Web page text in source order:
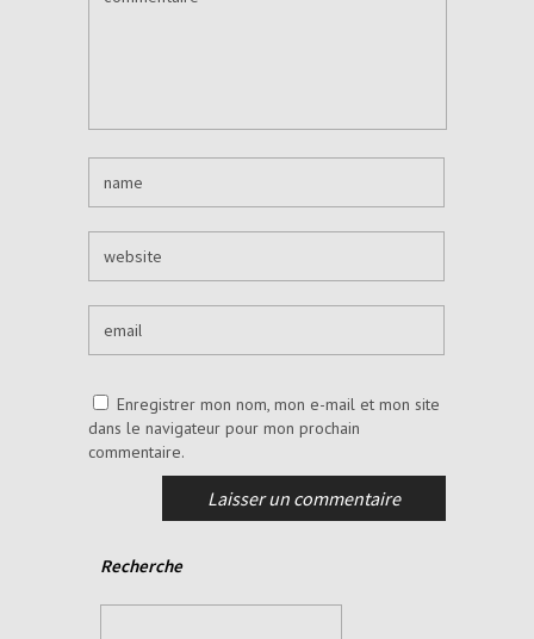
Enregistrer mon nom, mon e-mail et mon site
dans le navigateur pour mon prochain
commentaire.
Recherche